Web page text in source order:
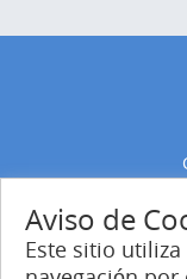
Aviso de
Este sitio